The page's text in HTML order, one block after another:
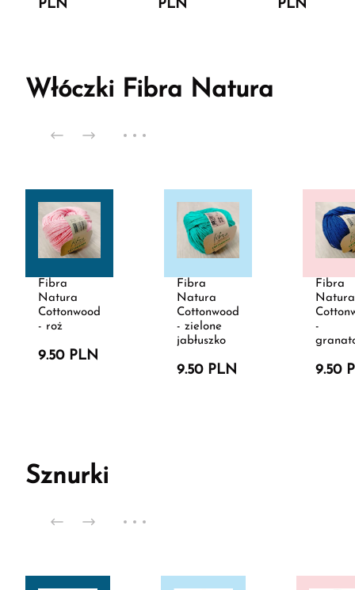
PLN PLN PLN
Włóczki Fibra Natura
Fibra
Natura
Cottonwood
- roż
9.50 PLN
Fibra
Natura
Cottonwood
- zielone
jabłuszko
9.50 PLN
Fibra
Natura
-
9.50
Sznurki